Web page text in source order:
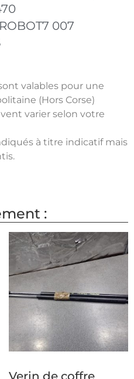
007
valables pour une
(Hors Corse)
varier selon votre
à titre indicatif mais
: